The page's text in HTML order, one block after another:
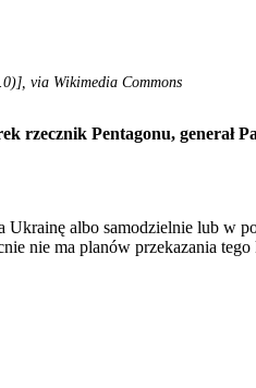
via Wikimedia Commons
rzecznik Pentagonu, generał
albo samodzielnie lub w
nie ma planów przekazania tego